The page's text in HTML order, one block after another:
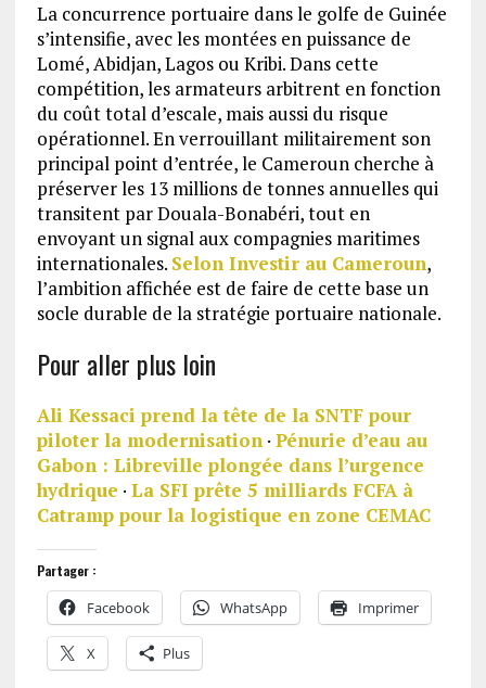
La concurrence portuaire dans le golfe de Guinée
s’intensifie, avec les montées en puissance de
Lomé, Abidjan, Lagos ou Kribi. Dans cette
compétition, les armateurs arbitrent en fonction
du coût total d’escale, mais aussi du risque
opérationnel. En verrouillant militairement son
principal point d’entrée, le Cameroun cherche à
préserver les 13 millions de tonnes annuelles qui
transitent par Douala-Bonabéri, tout en
envoyant un signal aux compagnies maritimes
internationales. Selon Investir au Cameroun,
l’ambition affichée est de faire de cette base un
socle durable de la stratégie portuaire nationale.
Pour aller plus loin
Ali Kessaci prend la tête de la SNTF pour
piloter la modernisation· Pénurie d’eau au
Gabon : Libreville plongée dans l’urgence
hydrique · La SFI prête 5 milliards FCFA à
Catramp pour la logistique en zone CEMAC
Partager :
Facebook WhatsApp Imprimer
X Plus